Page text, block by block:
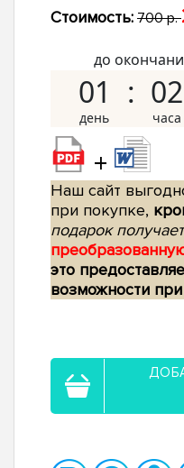
Стоимость: 700 р.
до
01 02
+
Наш сайт
при покупке,
подарок
это
возможности